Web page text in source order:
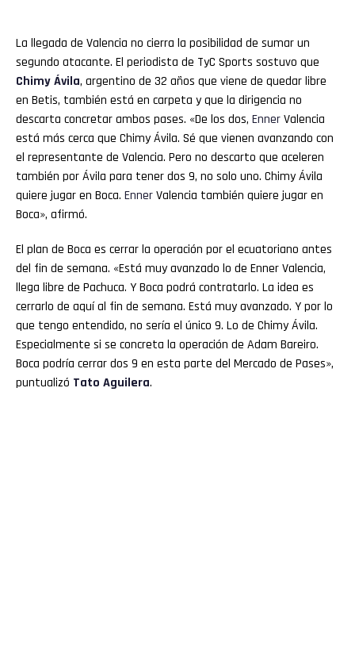
La llegada de Valencia no cierra la posibilidad de sumar un
segundo atacante. El periodista de TyC Sports sostuvo que
Chimy Ávila, argentino de 32 años que viene de quedar libre
en Betis, también está en carpeta y que la dirigencia no
descarta concretar ambos pases. «De los dos, EnnerValencia
está más cerca que Chimy Ávila. Sé que vienen avanzando con
el representante de Valencia. Pero no descarto que aceleren
también por Ávila para tener dos 9, no solo uno. Chimy Ávila
quiere jugar en Boca. EnnerValencia también quiere jugar en
Boca», afirmó.
El plan de Boca es cerrar la operación por el ecuatoriano antes
del fin de semana. «Está muy avanzado lo de Enner Valencia,
llega libre de Pachuca. Y Boca podrá contratarlo. La idea es
cerrarlo de aquí al fin de semana. Está muy avanzado. Y por lo
que tengo entendido, no sería el único 9. Lo de Chimy Ávila.
Especialmente si se concreta la operación de Adam Bareiro.
Boca podría cerrar dos 9 en esta parte del Mercado de Pases»,
puntualizó Tato Aguilera.